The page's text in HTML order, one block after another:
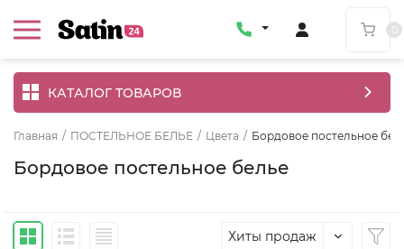
КАТАЛОГ ТОВАРОВ
Главная / ПОСТЕЛЬНОЕ БЕЛЬЕ / Цвета / Бордовое постельное
Бордовое постельное белье
Хиты продаж